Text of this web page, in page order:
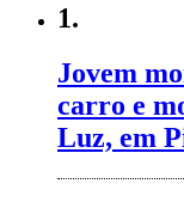
1.
Jovem
carro e
Luz, em